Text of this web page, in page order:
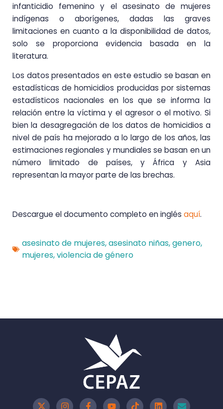
infanticidio femenino y el asesinato de mujeres
indígenas o aborígenes, dadas las graves
limitaciones en cuanto a la disponibilidad de datos,
solo se proporciona evidencia basada en la
literatura.
Los datos presentados en este estudio se basan en
estadísticas de homicidios producidas por sistemas
estadísticos nacionales en los que se informa la
relación entre la víctima y el agresor o el motivo. Si
bien la desagregación de los datos de homicidios a
nivel de país ha mejorado a lo largo de los años, las
estimaciones regionales y mundiales se basan en un
número limitado de países, y África y Asia
representan la mayor parte de las brechas.
Descargue el documento completo en inglés aquí.
asesinato de mujeres,asesinato niñas,genero,
mujeres,violencia de género